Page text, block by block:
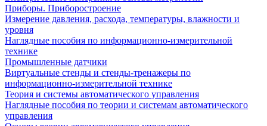
Приборы. Приборостроение
Измерение давления, расхода, температуры, влажности и
уровня
Наглядные пособия по информационно-измерительной
технике
Промышленные датчики
Виртуальные стенды и стенды-тренажеры по
информационно-измерительной технике
Теория и системы автоматического управления
Наглядные пособия по теории и системам автоматического
управления